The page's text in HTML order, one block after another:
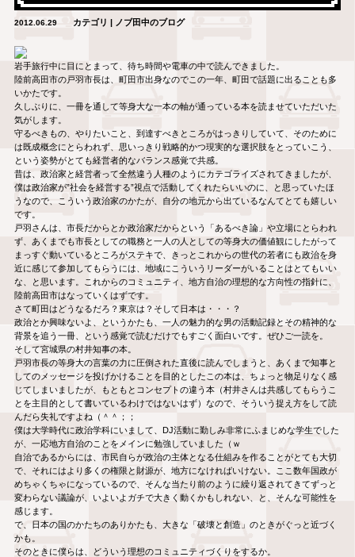
2012.06.29 カテゴリ | ノブ田中のブログ
岩手旅行中に目にとまって、待ち時間や電車の中で読んできました。
陸前高田市の戸羽市長は、町田市出身なのでこの一年、町田で話題に出ることも多
いかたです。
久しぶりに、一冊を通して等身大な一本の軸が通っている本を読ませていただいた
気がします。
守るべきもの、やりたいこと、到達すべきところがはっきりしていて、そのために
は既成概念にとらわれず、思いっきり戦略的かつ現実的な選択肢をとっていこう、
という姿勢がとても経営者的なバランス感覚で共感。
昔は、政治家と経営者って全然違う人種のようにカテゴライズされてきましたが、
僕は政治家が”社会を経営する”視点で活動してくれたらいいのに、と思っていたほ
うなので、こういう政治家のかたが、自分の地元から出ているなんてとても嬉しい
です。
戸羽さんは、市長だからとか政治家だからという「あるべき論」や立場にとらわれ
ず、あくまでも市長としての職務と一人の人としての等身大の価値観にしたがって
まっすぐ動いているところがステキで、きっとこれからの世代の若者にも政治を身
近に感じて参加してもらうには、地域にこういうリーダーがいることはとてもいい
な、と思います。これからのコミュニティ、地方自治の理想的な方向性の指針に、
陸前高田市はなっていくはずです。
さて町田はどうなるだろ？東京は？そして日本は・・・？
政治とか興味ないよ、というかたも、一人の魅力的な男の活動記録とその精神的な
背景を追う一冊、という感覚で読むだけでもすごく面白いです。ぜひご一読を。
そして宮城県の村井知事の本。
戸羽市長の等身大の言葉の力に圧倒された直後に読んでしまうと、あくまで知事と
してのメッセージを投げかけることを目的としたこの本は、ちょっと物足りなく感
じてしまいましたが、もともとコンセプトの違う本（村井さんは共感してもらうこ
とを主目的として書いているわけではないはず）なので、そういう捉え方をして読
んだら失礼ですよね（＾＾；；
僕は大学時代に政治学科にいまして、DJ活動に勤しみ非常にふまじめな学生でした
が、一応地方自治のことをメインに勉強していました（ｗ
自治であるからには、市民自らが政治の主体となる仕組みを作ることがとても大切
で、それにはより多くの権限と財源が、地方になければいけない。ここ数年国政が
めちゃくちゃになっているので、そんな当たり前のように繰り返されてきてずっと
変わらない議論が、いよいよガチで大きく動くかもしれない、と、そんな可能性を
感じます。
で、日本の国のかたちのありかたも、大きな「破壊と創造」のときがぐっと近づく
かも。
そのときに僕らは、どういう理想のコミュニティづくりをするか。